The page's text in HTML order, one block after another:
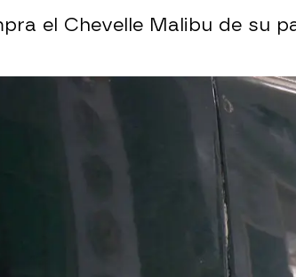
el Chevelle Malibu de su